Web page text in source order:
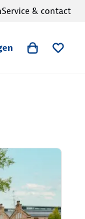
Service & contact